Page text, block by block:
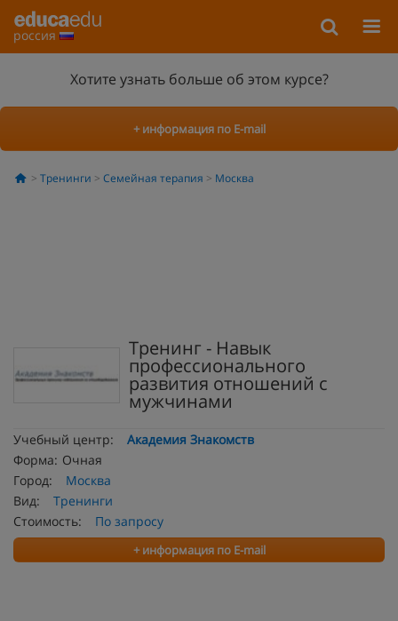
россия
Хотите узнать больше об этом курсе?
+ информация по E-mail
Тренинги Семейная терапия Москва
Тренинг - Навык
профессионального
развития отношений с
мужчинами
Учебный центр:
Академия Знакомств
Форма: Очная
Город:
Москва
Вид:
Тренинги
Стоимость:
По запросу
+ информация по E-mail